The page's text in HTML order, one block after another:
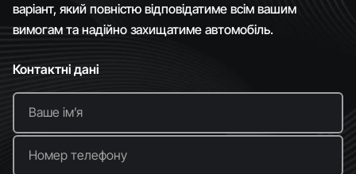
варіант, який повністю відповідатиме всім вашим
вимогам та надійно захищатиме автомобіль.
Контактні дані
Ваше імʼя
Номер телефону